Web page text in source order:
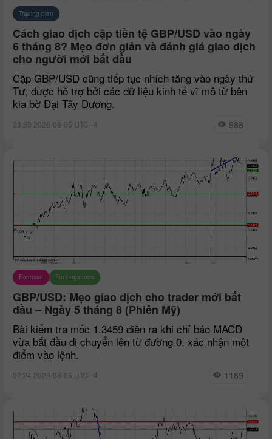
Trading plan
Cách giao dịch cặp tiền tệ GBP/USD vào ngày
6 tháng 8? Mẹo đơn giản và đánh giá giao dịch
cho người mới bắt đầu
Cặp GBP/USD cũng tiếp tục nhích tăng vào ngày thứ
Tư, được hỗ trợ bởi các dữ liệu kinh tế vĩ mô từ bên
kia bờ Đại Tây Dương.
23:39 2026-08-05 UTC--4 988
Forecast For beginners
GBP/USD: Mẹo giao dịch cho trader mới bắt
đầu – Ngày 5 tháng 8 (Phiên Mỹ)
Bài kiểm tra mốc 1.3459 diễn ra khi chỉ báo MACD
vừa bắt đầu di chuyển lên từ đường 0, xác nhận một
điểm vào lệnh.
07:24 2026-08-05 UTC--4 1189